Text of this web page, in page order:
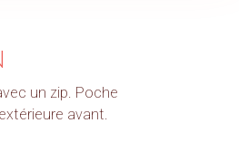
un zip. Poche
avant.